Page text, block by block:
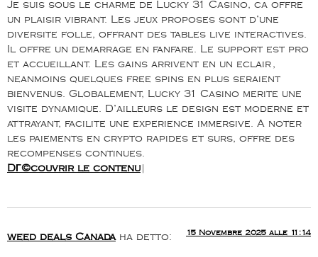
Je suis sous le charme de Lucky 31 Casino, ca offre
un plaisir vibrant. Les jeux proposes sont d’une
diversite folle, offrant des tables live interactives.
Il offre un demarrage en fanfare. Le support est pro
et accueillant. Les gains arrivent en un eclair,
neanmoins quelques free spins en plus seraient
bienvenus. Globalement, Lucky 31 Casino merite une
visite dynamique. D’ailleurs le design est moderne et
attrayant, facilite une experience immersive. A noter
les paiements en crypto rapides et surs, offre des
recompenses continues.
DГ©couvrir le contenu
weed deals Canada ha detto: 15 Novembre 2025 alle 11:14